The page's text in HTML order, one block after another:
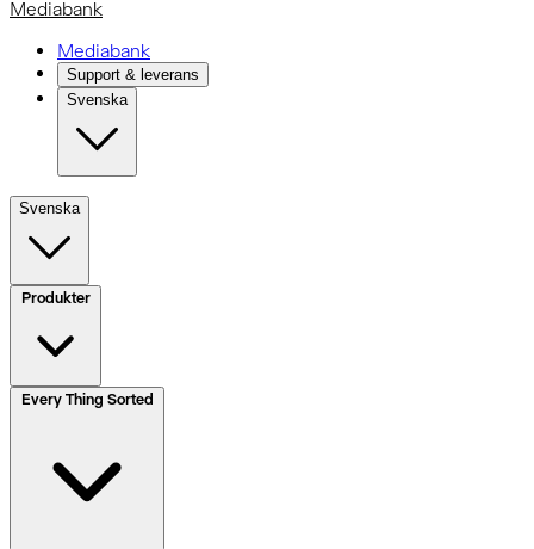
Mediabank
Mediabank
Support & leverans
Svenska
Svenska
Produkter